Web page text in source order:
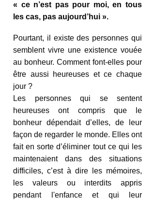
« ce n’est pas pour moi, en tous
les cas, pas aujourd’hui ».
Pourtant, il existe des personnes qui
semblent vivre une existence vouée
au bonheur. Comment font-elles pour
être aussi heureuses et ce chaque
jour ?
Les personnes qui se sentent
heureuses ont compris que le
bonheur dépendait d’elles, de leur
façon de regarder le monde. Elles ont
fait en sorte d’éliminer tout ce qui les
maintenaient dans des situations
difficiles, c’est à dire les mémoires,
les valeurs ou interdits appris
pendant l'enfance et qui leur